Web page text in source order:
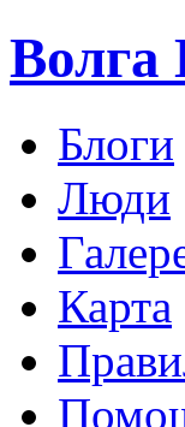
Волга
Блоги
Люди
Карта